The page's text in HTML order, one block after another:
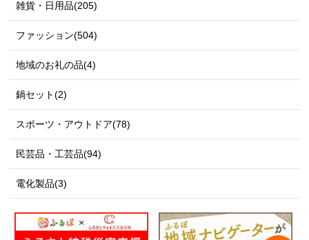
雑貨・日用品(205)
ファッション(504)
地域のお礼の品(4)
鍋セット(2)
スポーツ・アウトドア(78)
民芸品・工芸品(94)
電化製品(3)